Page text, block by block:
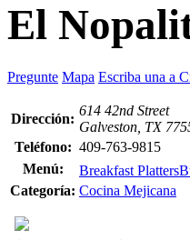
El
Pregunte Mapa Escriba una a
Dirección:
614 42nd Street
Galveston, TX
Teléfono: 409-763-9815
Menú:
Breakfast Platters
Categoría: Cocina Mejicana